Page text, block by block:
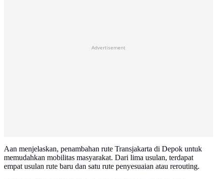
Advertisement
Aan menjelaskan, penambahan rute Transjakarta di Depok untuk
memudahkan mobilitas masyarakat. Dari lima usulan, terdapat
empat usulan rute baru dan satu rute penyesuaian atau rerouting.